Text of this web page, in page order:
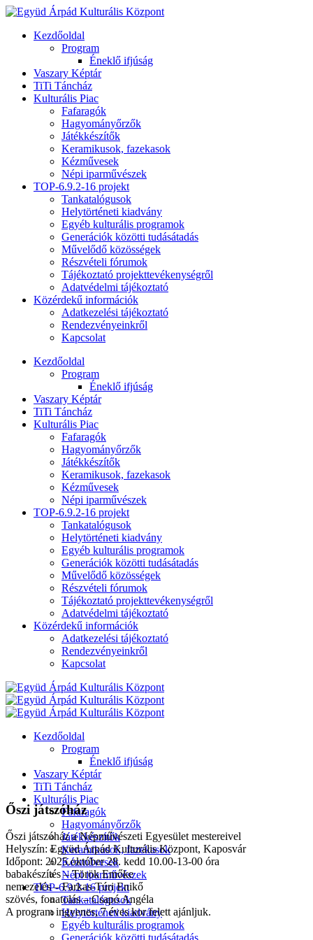
Kezdőoldal
Program
Éneklő ifjúság
Vaszary Képtár
TiTi Táncház
Kulturális Piac
Fafaragók
Hagyományőrzők
Játékkészítők
Keramikusok, fazekasok
Kézművesek
Népi iparművészek
TOP-6.9.2-16 projekt
Tankatalógusok
Helytörténeti kiadvány
Egyéb kulturális programok
Generációk közötti tudásátadás
Művelődő közösségek
Részvételi fórumok
Tájékoztató projekttevékenységről
Adatvédelmi tájékoztató
Közérdekű információk
Adatkezelési tájékoztató
Rendezvényeinkről
Kapcsolat
Kezdőoldal
Program
Éneklő ifjúság
Vaszary Képtár
TiTi Táncház
Kulturális Piac
Fafaragók
Hagyományőrzők
Játékkészítők
Keramikusok, fazekasok
Kézművesek
Népi iparművészek
TOP-6.9.2-16 projekt
Tankatalógusok
Helytörténeti kiadvány
Egyéb kulturális programok
Generációk közötti tudásátadás
Művelődő közösségek
Részvételi fórumok
Tájékoztató projekttevékenységről
Adatvédelmi tájékoztató
Közérdekű információk
Adatkezelési tájékoztató
Rendezvényeinkről
Kapcsolat
Kezdőoldal
Program
Éneklő ifjúság
Vaszary Képtár
TiTi Táncház
Kulturális Piac
Fafaragók
Hagyományőrzők
Játékkészítők
Keramikusok, fazekasok
Kézművesek
Népi iparművészek
TOP-6.9.2-16 projekt
Tankatalógusok
Helytörténeti kiadvány
Egyéb kulturális programok
Generációk közötti tudásátadás
Őszi játszóház
Őszi játszóház a Népművészeti Egyesület mestereivel
Helyszín: Együd Árpád Kulturális Központ, Kaposvár
Időpont: 2025.október 28. kedd 10.00-13-00 óra
babakészítés – Török Emőke
nemezelés – Farkas-Túri Enikő
szövés, fonatolás – Csapó Angéla
A program ingyenes, 7 éves kor felett ajánljuk.